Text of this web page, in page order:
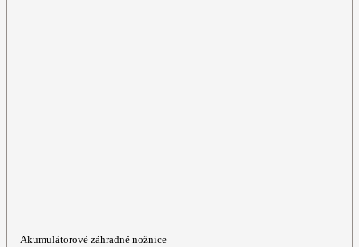
Akumulátorové záhradné nožnice